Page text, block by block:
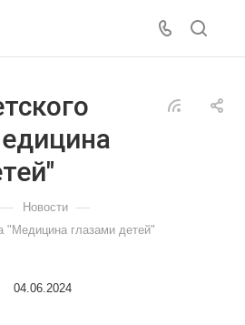
— Новости —
"Медицина глазами детей"
04.06.2024